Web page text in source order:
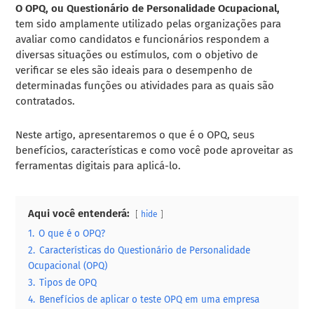
O OPQ, ou Questionário de Personalidade Ocupacional,
tem sido amplamente utilizado pelas organizações para
avaliar como candidatos e funcionários respondem a
diversas situações ou estímulos, com o objetivo de
verificar se eles são ideais para o desempenho de
determinadas funções ou atividades para as quais são
contratados.
Neste artigo, apresentaremos o que é o OPQ, seus
benefícios, características e como você pode aproveitar as
ferramentas digitais para aplicá-lo.
Aqui você entenderá: hide
1. O que é o OPQ?
2. Características do Questionário de Personalidade
Ocupacional (OPQ)
3. Tipos de OPQ
4. Benefícios de aplicar o teste OPQ em uma empresa